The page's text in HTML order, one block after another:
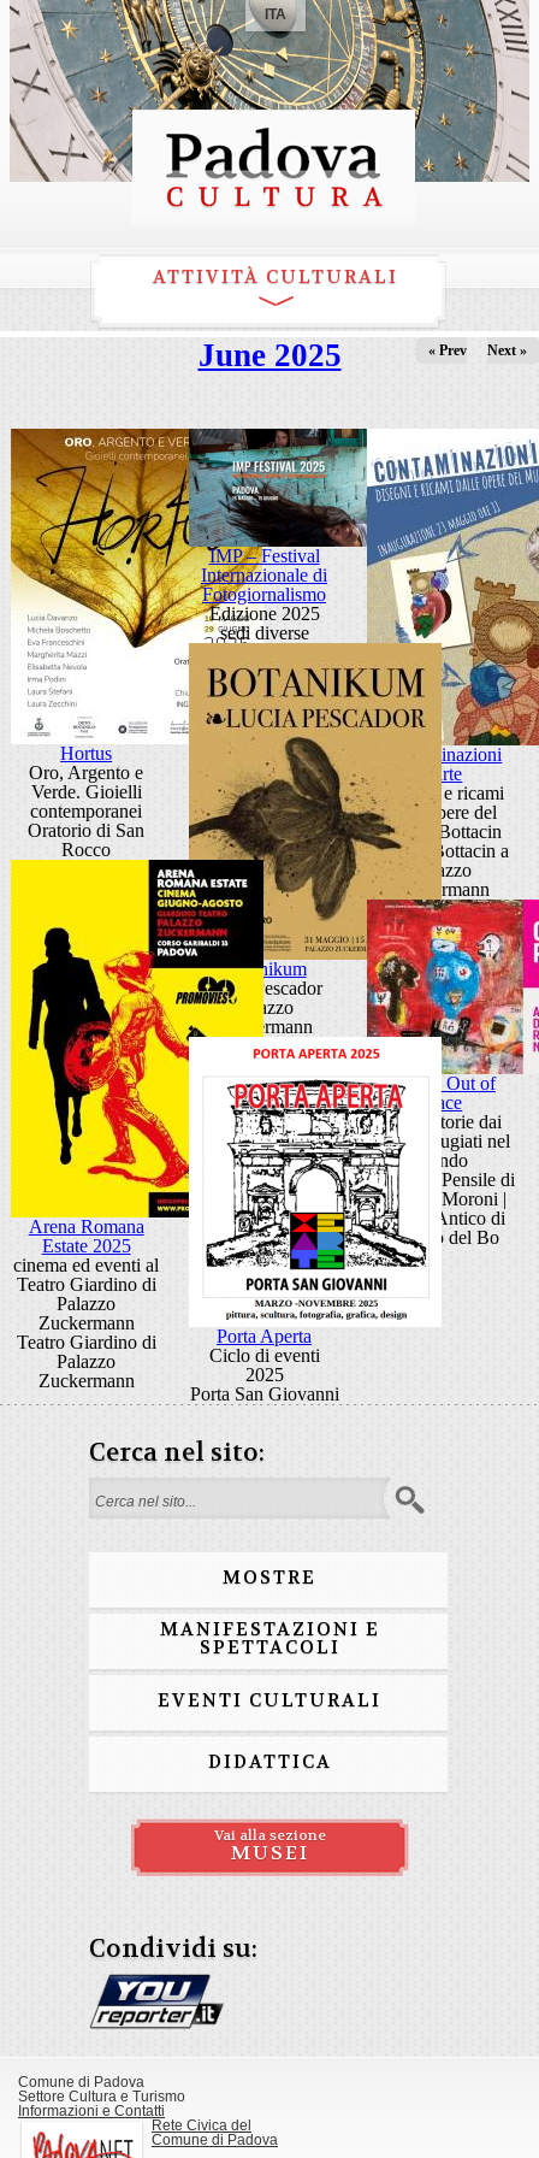
ITA
ATTIVITÀ CULTURALI
June 2025 « Prev Next »
Hortus
Oro, Argento e
Verde. Gioielli
contemporanei
Oratorio di San
Rocco
IMP – Festival
Internazionale di
Fotogiornalismo
Edizione 2025
sedi diverse
Contaminazioni
d'arte
Disegni e ricami
dalle opere del
Museo Bottacin
Museo Bottacin a
Palazzo
Zuckermann
Botanikum
Lucia Pescador
Palazzo
Zuckermann
Arena Romana
Estate 2025
cinema ed eventi al
Teatro Giardino di
Palazzo
Zuckermann
Teatro Giardino di
Palazzo
Zuckermann
Mostra Out of
Place
Arte e storie dai
campi rifugiati nel
mondo
Giardino Pensile di
Palazzo Moroni |
Cortile Antico di
Palazzo del Bo
Porta Aperta
Ciclo di eventi
2025
Porta San Giovanni
Cerca nel sito:
Search form
MOSTRE
MANIFESTAZIONI E
SPETTACOLI
EVENTI CULTURALI
DIDATTICA
Vai alla sezione
MUSEI
Condividi su:
Comune di Padova
Settore Cultura e Turismo
Informazioni e Contatti
Rete Civica del
Comune di Padova